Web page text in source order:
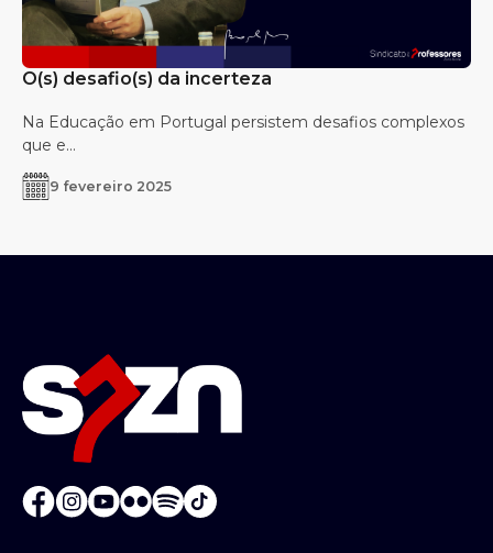
O(s) desafio(s) da incerteza
Na Educação em Portugal persistem desafios complexos
que e...
9 fevereiro 2025